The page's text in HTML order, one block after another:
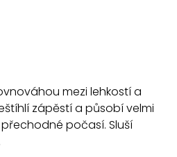
l
á
mezi lehkostí a
zápěstí a působí velmi
počasí. Sluší